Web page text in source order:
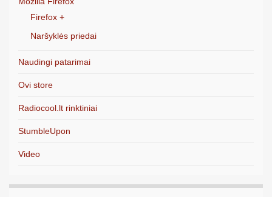
Firefox +
Naršyklės priedai
Naudingi patarimai
Ovi store
Radiocool.lt rinktiniai
StumbleUpon
Video